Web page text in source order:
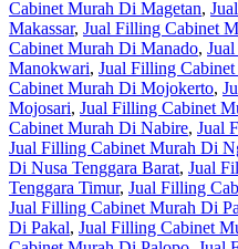
Cabinet Murah Di Magetan,
Makassar, Jual Filling Cabinet
Cabinet Murah Di Manado,
Manokwari, Jual Filling
Cabinet Murah Di Mojokerto,
Mojosari, Jual Filling Cabinet
Cabinet Murah Di Nabire, Jual
Jual Filling Cabinet Murah Di
Di Nusa Tenggara Barat, Jual
Tenggara Timur, Jual Filling
Jual Filling Cabinet Murah Di
Di Pakal, Jual Filling Cabinet